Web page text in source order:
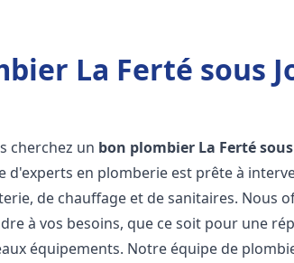
La Ferté sous
cherchez un bon plombier La Ferté
d'experts en plomberie est prête à
de chauffage et de sanitaires. Nous
à vos besoins, que ce soit pour une
équipements. Notre équipe de